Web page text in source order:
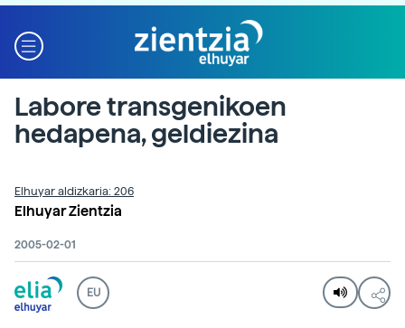
Labore transgenikoen
hedapena, geldiezina
Elhuyar aldizkaria: 206
Elhuyar Zientzia
2005-02-01
EU